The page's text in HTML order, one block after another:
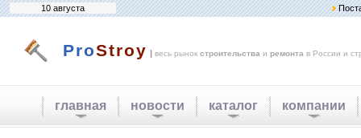
10 августа
ProStroy | весь рынок строительства и ремонта в России и
главная новости каталог компании